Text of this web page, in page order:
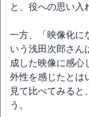
と、役への思い入
一方、「映像化に
いう浅田次郎さん
成した映像に感心
外性を感じたとは
見て比べてみると
う。